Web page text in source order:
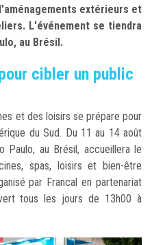
extérieurs et
L'événement se tiendra
au Brésil.
cibler un public
et des loisirs se prépare pour
du Sud. Du 11 au 14 août
Paulo, au Brésil, accueillera le
spas, loisirs et bien-être
par Francal en partenariat
tous les jours de 13h00 à